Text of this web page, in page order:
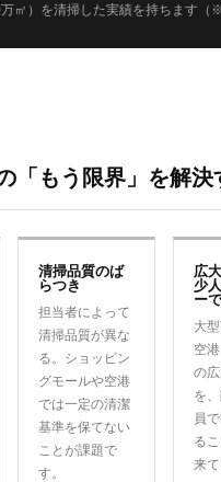
万㎡）を清掃した実績を持ちます（
「もう限界」を解決
清掃品質のば
らつき
担当者によって
清掃品質が異な
る。ショッピン
グモールや空港
では一定の清潔
基準を保てない
ことが課題で
す。
広
少
ー
大
空
の
を
員
る
来て